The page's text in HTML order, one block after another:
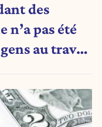
des
n’a pas été
au travail